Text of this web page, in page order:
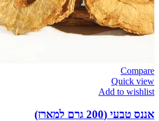
Compare
Quick view
Add to wishlist
אננס טבעי (200 גרם למארז)